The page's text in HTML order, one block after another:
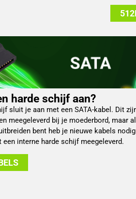
harde schijf aan?
sluit je aan met een SATA-kabel. Dit
meegeleverd bij je moederbord, maar
bent heb je nieuwe kabels
een interne harde schijf meegeleverd.